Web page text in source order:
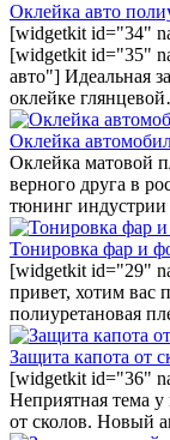
Оклейка авто
[widgetkit id="34"
[widgetkit id="35"
авто"] Идеальная
оклейке
Оклейка
Оклейка матовой
верного друга в
тюнинг индустрии
Тонировка фар и
[widgetkit id="29"
привет, хотим вас
полиуретановая
Защита капота от
[widgetkit id="36"
Неприятная тема у
от сколов. Новый